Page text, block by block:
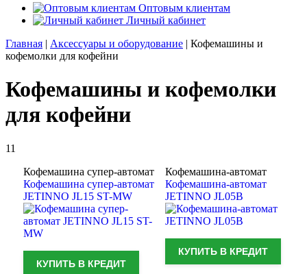
Оптовым клиентам
Личный кабинет
Главная | Аксессуары и оборудование | Кофемашины и
кофемолки для кофейни
Кофемашины и кофемолки
для кофейни
11
Кофемашина-автомат
Кофемашина-автомат
JETINNO JL05B
КУПИТЬ В КРЕДИТ
Кофемашина супер-автомат
Кофемашина супер-автомат
JETINNO JL15 ST-MW
КУПИТЬ В КРЕДИТ